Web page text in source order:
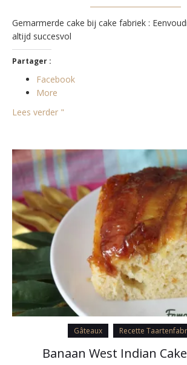
Gemarmerde cake bij cake fabriek :
altijd succesvol
Partager :
Facebook
More
Lees verder "
Gâteaux Recette
Banaan West Indian